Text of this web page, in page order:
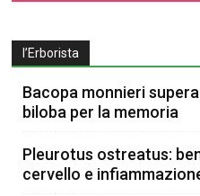
l’Erborista
Bacopa monnieri
biloba per la memoria
Pleurotus ostreatus:
cervello e